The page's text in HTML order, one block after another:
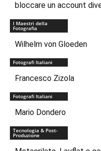
bloccare un account
I Maestri della
Fotografia
Wilhelm von Gloeden
Fotografi Italiani
Francesco Zizola
Fotografi Italiani
Mario Dondero
Tecnologia & Post-
Produzione